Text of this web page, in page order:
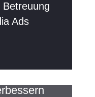
Betreuung
Ads